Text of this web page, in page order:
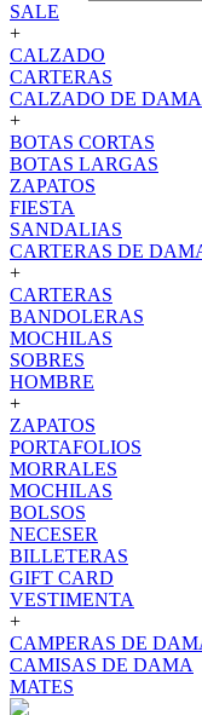
SALE
+
CALZADO
CARTERAS
CALZADO DE DAMA
+
BOTAS CORTAS
BOTAS LARGAS
ZAPATOS
FIESTA
SANDALIAS
CARTERAS DE
+
CARTERAS
BANDOLERAS
MOCHILAS
SOBRES
HOMBRE
+
ZAPATOS
PORTAFOLIOS
MORRALES
MOCHILAS
BOLSOS
NECESER
BILLETERAS
GIFT CARD
VESTIMENTA
+
CAMPERAS DE
CAMISAS DE DAMA
MATES